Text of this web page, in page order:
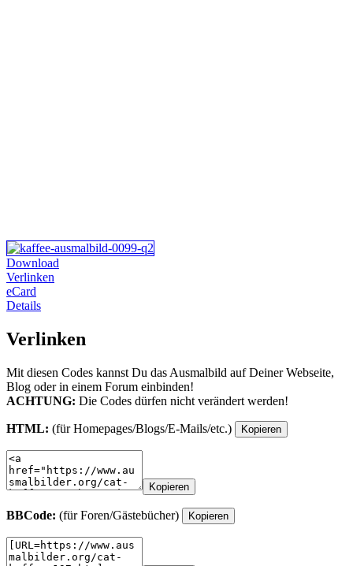
Download
Verlinken
eCard
Details
Verlinken
Mit diesen Codes kannst Du das Ausmalbild auf Deiner Webseite,
Blog oder in einem Forum einbinden!
ACHTUNG: Die Codes dürfen nicht verändert werden!
HTML: (für Homepages/Blogs/E-Mails/etc.) Kopieren
Kopieren
BBCode: (für Foren/Gästebücher) Kopieren